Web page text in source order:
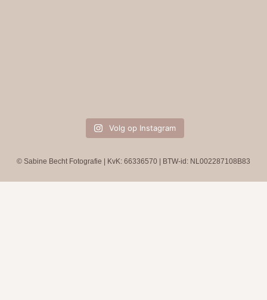
Volg op Instagram
© Sabine Becht Fotografie | KvK: 66336570 | BTW-id: NL002287108B83